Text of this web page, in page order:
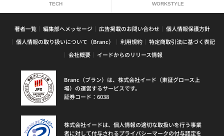
TECH WORKSTYLE
著者一覧 編集部へメッセージ 広告掲載のお問い合わせ
個人情報保護方針
個人情報の取り扱いについて（Branc）
利用規約
特定商取引法に基づく表記
会社概要
イードからのリリース情報
Branc（ブラン）は、株式会社イード（東証グロース上
場）の運営するサービスです。
証券コード：6038
株式会社イードは、個人情報の適切な取扱いを行う事業
者に対して付与されるプライバシーマークの付与認定を